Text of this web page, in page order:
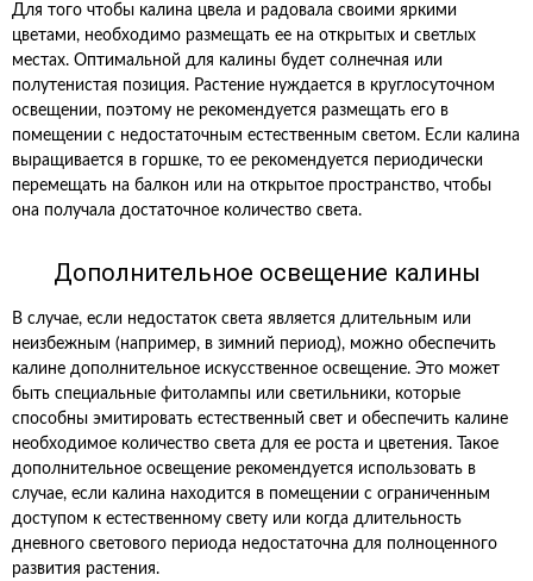
Для того чтобы калина цвела и радовала своими яркими
цветами, необходимо размещать ее на открытых и светлых
местах. Оптимальной для калины будет солнечная или
полутенистая позиция. Растение нуждается в круглосуточном
освещении, поэтому не рекомендуется размещать его в
помещении с недостаточным естественным светом. Если калина
выращивается в горшке, то ее рекомендуется периодически
перемещать на балкон или на открытое пространство, чтобы
она получала достаточное количество света.
Дополнительное освещение калины
В случае, если недостаток света является длительным или
неизбежным (например, в зимний период), можно обеспечить
калине дополнительное искусственное освещение. Это может
быть специальные фитолампы или светильники, которые
способны эмитировать естественный свет и обеспечить калине
необходимое количество света для ее роста и цветения. Такое
дополнительное освещение рекомендуется использовать в
случае, если калина находится в помещении с ограниченным
доступом к естественному свету или когда длительность
дневного светового периода недостаточна для полноценного
развития растения.